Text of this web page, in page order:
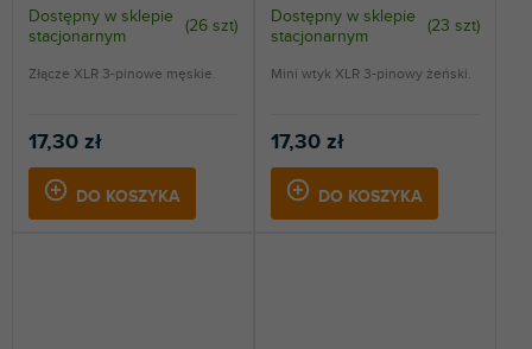
Dostępny w sklepie
stacjonarnym
(26 szt)
17,30 zł
DO KOSZYKA
Złącze XLR 3-pinowe męskie.
Dostępny w sklepie
stacjonarnym
(23 szt)
17,30 zł
DO KOSZYKA
Mini wtyk XLR 3-pinowy żeński.